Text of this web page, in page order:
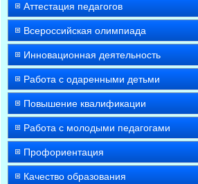
Аттестация педагогов
Всероссийская олимпиада
Инновационная деятельность
Работа с одаренными детьми
Повышение квалификации
Работа с молодыми педагогами
Профориентация
Качество образования